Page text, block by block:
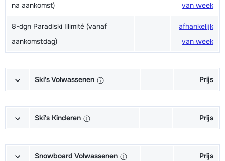
na aankomst)
van week
8-dgn Paradiski Illimité (vanaf
aankomstdag)
afhankelijk
van week
Ski's Volwassenen Prijs
Schoenen + Stokken (6/7 dagen)
van week
Stokken (6/7 dagen)
van week
Ski's Kinderen Prijs
Schoenen + Stokken (6/7 dagen)
van week
Snowboard Volwassenen Prijs